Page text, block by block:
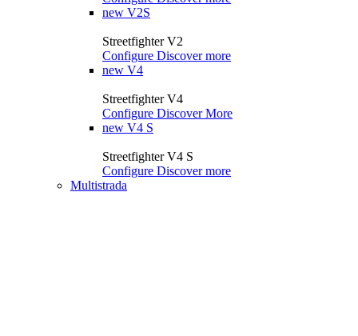
new V2S
Streetfighter V2
Configure Discover more
new V4
Streetfighter V4
Configure Discover More
new V4 S
Streetfighter V4 S
Configure Discover more
Multistrada